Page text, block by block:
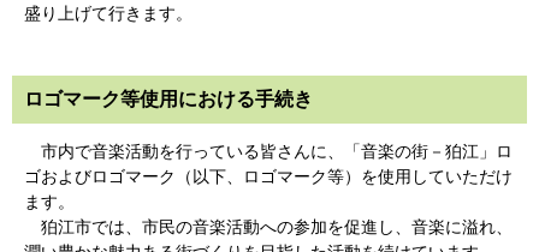
盛り上げて行きます。
ロゴマーク等使用における手続き
市内で音楽活動を行っている皆さんに、「音楽の街－狛江」ロ
ゴおよびロゴマーク（以下、ロゴマーク等）を使用していただけ
ます。
狛江市では、市民の音楽活動への参加を促進し、音楽に溢れ、